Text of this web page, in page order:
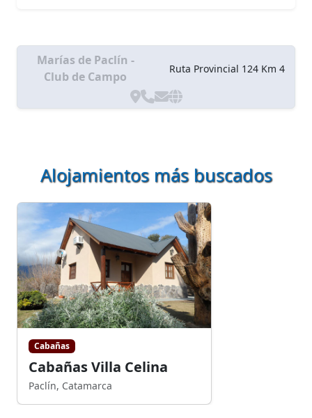
Marías de Paclín -
Club de Campo
Ruta Provincial 124 Km 4
Alojamientos más buscados
Cabañas
Cabañas Villa Celina
Paclín, Catamarca